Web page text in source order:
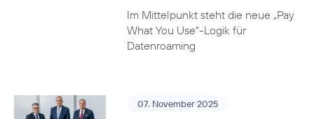
Im Mittelpunkt steht die neue „Pay
What You Use“-Logik für
Datenroaming
07. November 2025